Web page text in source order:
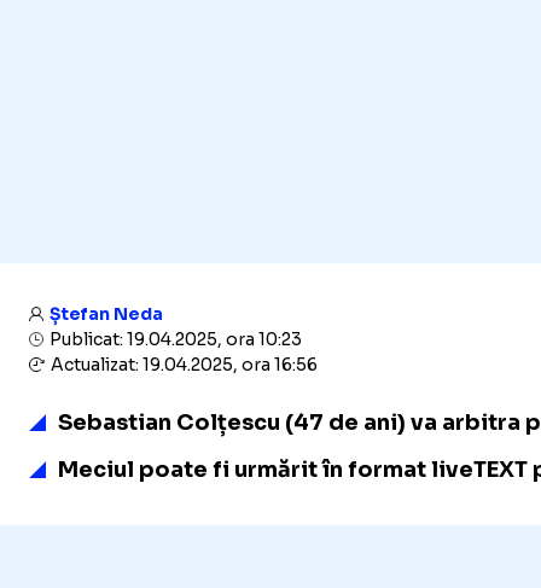
Ștefan Neda
Publicat: 19.04.2025, ora 10:23
Actualizat: 19.04.2025, ora 16:56
Sebastian Colțescu (47 de ani) va arbitra
Meciul poate fi urmărit în format liveTEXT